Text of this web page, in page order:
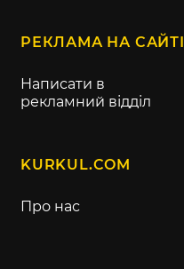
РЕКЛАМА НА САЙТІ
Написати в
рекламний відділ
KURKUL.COM
Про нас